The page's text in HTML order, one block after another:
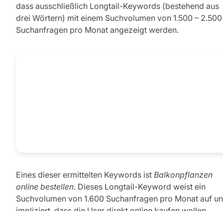
dass ausschließlich Longtail-Keywords (bestehend aus
drei Wörtern) mit einem Suchvolumen von 1.500 – 2.500
Suchanfragen pro Monat angezeigt werden.
Eines dieser ermittelten Keywords ist Balkonpflanzen
online bestellen. Dieses Longtail-Keyword weist ein
Suchvolumen von 1.600 Suchanfragen pro Monat auf